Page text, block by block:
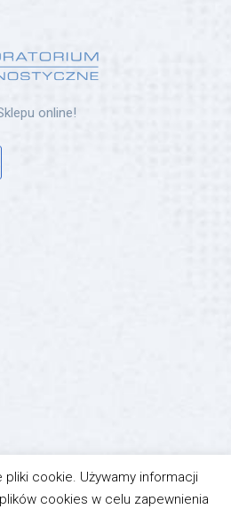
online!
pliki cookie. Używamy informacji
cookies w celu zapewnienia